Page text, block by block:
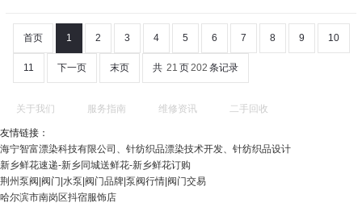
首页 1 2 3 4 5 6 7 8 9 10
11 下一页 末页 共 21 页202 条记录
关于我们 服务指南 维修资讯 二手回收
友情链接：
海宁智富漂染科技有限公司、针纺织品漂染技术开发、针纺织品设计
新乡鲜花速递-新乡同城送鲜花-新乡鲜花订购
荆州泵阀|阀门|水泵|阀门品牌|泵阀行情|阀门交易
哈尔滨市南岗区抖宿服饰店